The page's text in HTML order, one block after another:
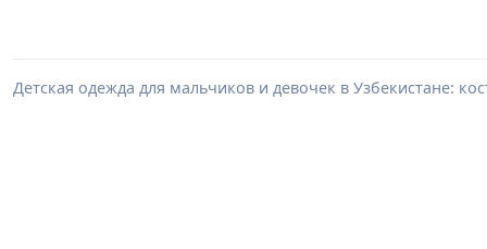
Детская одежда для мальчиков и девочек в Узбекистане: